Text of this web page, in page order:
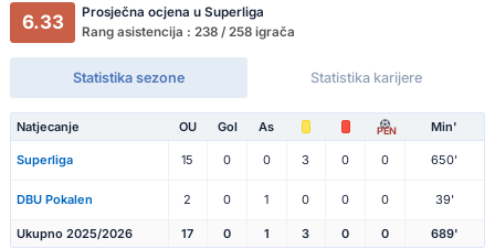
6.33
Prosječna ocjena u Superliga
Rang asistencija : 238 / 258 igrača
Statistika sezone Statistika karijere
Natjecanje OU Gol As PEN Min'
Superliga 15 0 0 3 0 0 650'
DBU Pokalen 2 0 1 0 0 0 39'
Ukupno 2025/2026 17 0 1 3 0 0 689'